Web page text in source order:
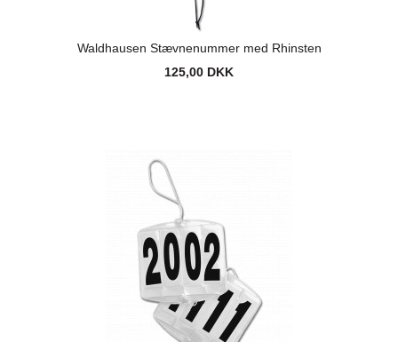
Waldhausen Stævnenummer med Rhinsten
125,00 DKK